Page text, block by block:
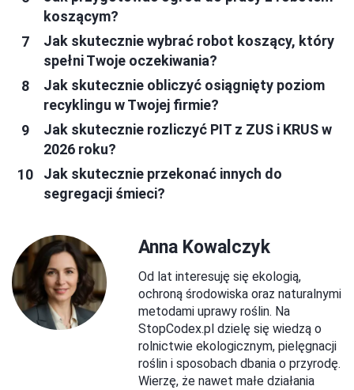
koszącym?
Jak skutecznie wybrać robot koszący, który
spełni Twoje oczekiwania?
Jak skutecznie obliczyć osiągnięty poziom
recyklingu w Twojej firmie?
Jak skutecznie rozliczyć PIT z ZUS i KRUS w
2026 roku?
Jak skutecznie przekonać innych do
segregacji śmieci?
Anna Kowalczyk
Od lat interesuję się ekologią,
ochroną środowiska oraz naturalnymi
metodami uprawy roślin. Na
StopCodex.pl dzielę się wiedzą o
rolnictwie ekologicznym, pielęgnacji
roślin i sposobach dbania o przyrodę.
Wierzę, że nawet małe działania